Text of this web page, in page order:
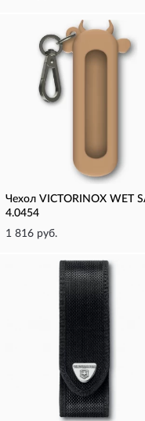
Чехол VICTORINOX WET
4.0454
1 816 руб.